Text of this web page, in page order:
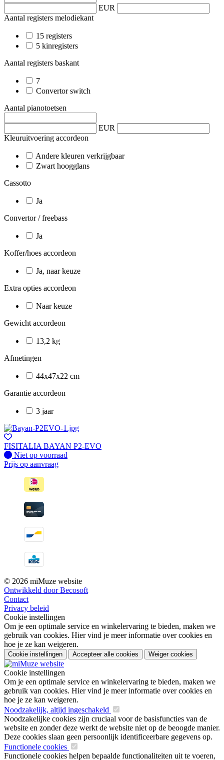
EUR
Aantal registers melodiekant
15 registers
5 kinregisters
Aantal registers baskant
7
Convertor switch
Aantal pianotoetsen
EUR
Kleuruitvoering accordeon
Andere kleuren verkrijgbaar
Zwart hoogglans
Cassotto
Ja
Convertor / freebass
Ja
Koffer/hoes accordeon
Ja, naar keuze
Extra opties accordeon
Naar keuze
Gewicht accordeon
13,2 kg
Afmetingen
44x47x22 cm
Garantie accordeon
3 jaar
FISITALIA BAYAN P2-EVO
Fysiek voorradig
Niet op voorraad
Prijs op aanvraag
© 2026 miMuze website
Ontwikkeld door Becosoft
Contact
Privacy beleid
Cookie instellingen
Om je een optimale service en winkelervaring te bieden, maken we
gebruik van cookies. Hier vind je meer informatie over cookies en
hoe je ze kan weigeren.
Cookie instellingen Accepteer alle cookies Weiger cookies
Cookie instellingen
Om je een optimale service en winkelervaring te bieden, maken we
gebruik van cookies. Hier vind je meer informatie over cookies en
hoe je ze kan weigeren.
Noodzakelijk, altijd ingeschakeld
Noodzakelijke cookies zijn cruciaal voor de basisfuncties van de
website en zonder deze werkt de website niet op de beoogde manier.
Deze cookies slaan geen persoonlijk identificeerbare gegevens op.
Functionele cookies
Functionele cookies helpen bepaalde functionaliteiten uit te voeren,